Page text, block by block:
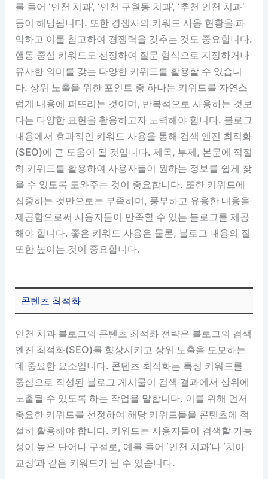
를 들어 ‘인천 치과’, ‘인천 구월동 치과’, ‘추천 인천 치과’
등이 해당됩니다. 또한 경쟁사의 키워드 사용 현황을 파
악하고 이를 참고하여 경쟁력을 갖추는 것도 중요합니다.
행동 중심 키워드도 선정하여 질문 형식으로 지정하거나
유사한 의미를 갖는 다양한 키워드를 활용할 수 있습니
다. 상위 노출을 위한 포인트 중 하나는 키워드를 자연스
럽게 내용에 퍼뜨리는 것이며, 반복적으로 사용하는 것보
다는 다양한 표현을 활용하고자 노력해야 합니다. 블로그
내용에서 효과적인 키워드 사용을 통해 검색 엔진 최적화
(SEO)에 큰 도움이 될 것입니다. 제목, 부제, 본문에 적절
히 키워드를 활용하여 사용자들이 원하는 정보를 쉽게 찾
을 수 있도록 도와주는 것이 중요합니다. 또한 키워드에
집중하는 것만으로는 부족하며, 풍부하고 유용한 내용을
제공함으로써 사용자들이 만족할 수 있는 블로그를 제공
해야 합니다. 좋은 키워드 사용은 물론, 블로그 내용의 질
또한 높이는 것이 중요합니다.
콘텐츠 최적화
인천 치과 블로그의 콘텐츠 최적화 전략은 블로그의 검색
엔진 최적화(SEO)를 향상시키고 상위 노출을 도모하는
데 중요한 요소입니다. 콘텐츠 최적화는 특정 키워드를
중심으로 작성된 블로그 게시물이 검색 결과에서 상위에
노출될 수 있도록 하는 작업을 말합니다. 이를 위해 먼저
중요한 키워드를 선정하여 해당 키워드들을 콘텐츠에 적
절히 활용해야 합니다. 키워드는 사용자들이 검색할 가능
성이 높은 단어나 구절로, 예를 들어 ‘인천 치과’나 ‘치아
교정’과 같은 키워드가 될 수 있습니다.